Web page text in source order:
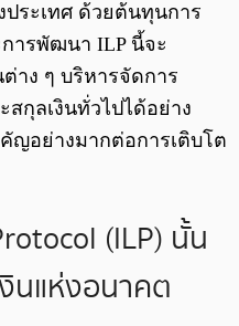
ประเทศ ด้วยต้นทุนการ
ารพัฒนา ILP นี้จะ
าง ๆ บริหารจัดการ
กุลเงินทั่วไปได้อย่าง
ญอย่างมากต่อการเติบโต
(ILP) นั้น
งินแห่งอนาคต